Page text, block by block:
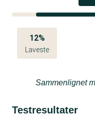
12%
Laveste
Sammenlignet
Testresultater